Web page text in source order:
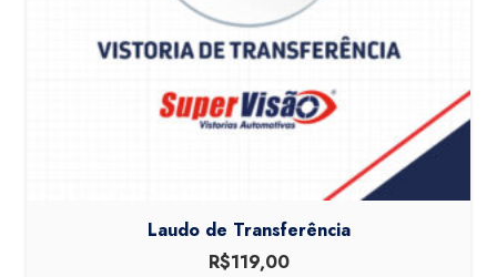
Laudo de Transferência
R$119,00